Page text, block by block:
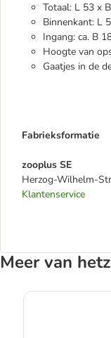
Totaal: L 53 x
Binnenkant: L
Ingang: ca. B
Hoogte van
Gaatjes in de
Fabrieksformatie
zooplus SE
Herzog-Wilhelm-
Klantenservice
Meer van